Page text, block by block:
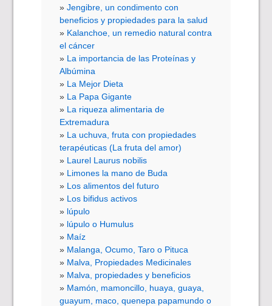
Jengibre, un condimento con
beneficios y propiedades para la salud
Kalanchoe, un remedio natural contra
el cáncer
La importancia de las Proteínas y
Albúmina
La Mejor Dieta
La Papa Gigante
La riqueza alimentaria de
Extremadura
La uchuva, fruta con propiedades
terapéuticas (La fruta del amor)
Laurel Laurus nobilis
Limones la mano de Buda
Los alimentos del futuro
Los bifidus activos
lúpulo
lúpulo o Humulus
Maíz
Malanga, Ocumo, Taro o Pituca
Malva, Propiedades Medicinales
Malva, propiedades y beneficios
Mamón, mamoncillo, huaya, guaya,
guayum, maco, quenepa papamundo o